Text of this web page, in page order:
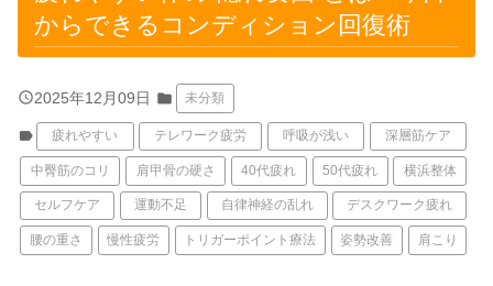
からできるコンディション回復術
query_builder2025年12月09日 folder 未分類
label 疲れやすい テレワーク疲労 呼吸が浅い 深層筋ケア
中臀筋のコリ 肩甲骨の硬さ 40代疲れ 50代疲れ 横浜整体
セルフケア 運動不足 自律神経の乱れ デスクワーク疲れ
腰の重さ 慢性疲労 トリガーポイント療法 姿勢改善 肩こり